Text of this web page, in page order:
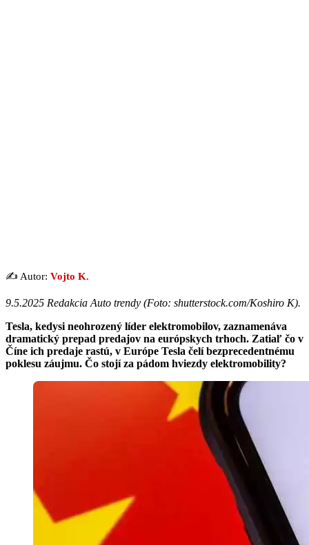
✍️ Autor: Vojto K.
9.5.2025 Redakcia Auto trendy (Foto: shutterstock.com/Koshiro K).
Tesla, kedysi neohrozený líder elektromobilov, zaznamenáva
dramatický prepad predajov na európskych trhoch. Zatiaľ čo v
Číne ich predaje rastú, v Európe Tesla čelí bezprecedentnému
poklesu záujmu. Čo stojí za pádom hviezdy elektromobility?